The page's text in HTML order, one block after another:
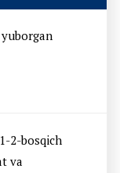
2-bosqich
va